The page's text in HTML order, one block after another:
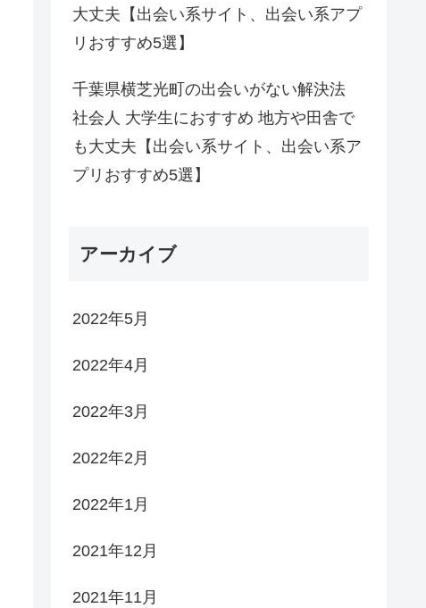
大丈夫【出会い系サイト、出会い系アプ
リおすすめ5選】
千葉県横芝光町の出会いがない解決法
社会人 大学生におすすめ 地方や田舎で
も大丈夫【出会い系サイト、出会い系ア
プリおすすめ5選】
アーカイブ
2022年5月
2022年4月
2022年3月
2022年2月
2022年1月
2021年12月
2021年11月